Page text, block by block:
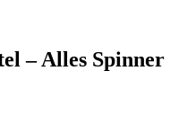
– Alles Spinner